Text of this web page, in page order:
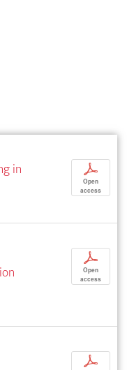
in
p
Open
access
p
Open
access
p